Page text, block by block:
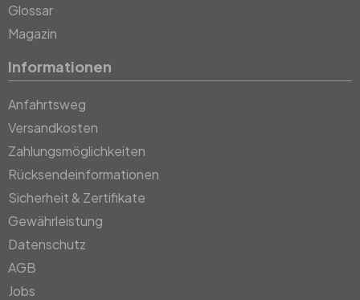
Glossar
Magazin
Informationen
Anfahrtsweg
Versandkosten
Zahlungsmöglichkeiten
Rücksendeinformationen
Sicherheit & Zertifikate
Gewährleistung
Datenschutz
AGB
Jobs